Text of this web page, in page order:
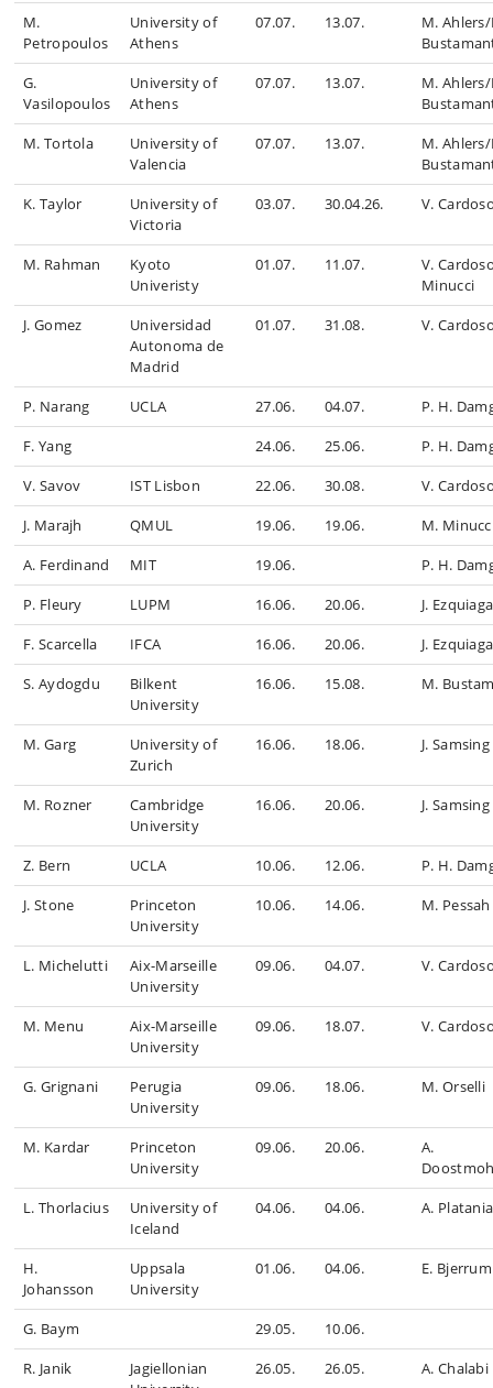
M.
Petropoulos
University of
Athens
07.07. 13.07.
M.
G.
Vasilopoulos
University of
Athens
07.07. 13.07.
M.
M. Tortola
University of
Valencia
07.07. 13.07.
M.
K. Taylor
University of
Victoria
03.07. 30.04.26. V.
M. Rahman
Kyoto
Univeristy
01.07. 11.07.
V.
Minucci
J. Gomez
Universidad
Autonoma de
Madrid
01.07. 31.08. V.
P. Narang UCLA 27.06. 04.07.
P. H.
F. Yang
24.06. 25.06.
P. H.
V. Savov
IST Lisbon 22.06. 30.08.
V.
J. Marajh
QMUL 19.06. 19.06.
M.
A. Ferdinand
MIT 19.06.
P. H.
P. Fleury
LUPM 16.06. 20.06.
J. Ezquiaga
F. Scarcella
IFCA 16.06. 20.06.
J. Ezquiaga
S. Aydogdu
Bilkent
University
16.06. 15.08. M.
M. Garg
University of
Zurich
16.06. 18.06. J. Samsing
M. Rozner
Cambridge
University
16.06. 20.06. J. Samsing
Z. Bern UCLA 10.06. 12.06.
P. H.
J. Stone
Princeton
University
10.06. 14.06. M. Pessah
L. Michelutti
Aix-Marseille
University
09.06. 04.07. V.
M. Menu
Aix-Marseille
University
09.06. 18.07. V.
G. Grignani
Perugia
University
09.06. 18.06. M. Orselli
M. Kardar
Princeton
University
09.06. 20.06.
A.
L. Thorlacius
University of
Iceland
04.06. 04.06. A. Platania
H.
Johansson
Uppsala
University
01.06. 04.06. E.
G. Baym 29.05.
10.06.
R. Janik
Jagiellonian
26.05. 26.05. A. Chalabi